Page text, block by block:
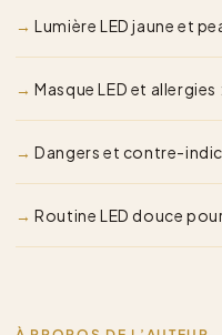
Lumière LED jaune et
Masque LED et
Dangers et contre-
Routine LED douce